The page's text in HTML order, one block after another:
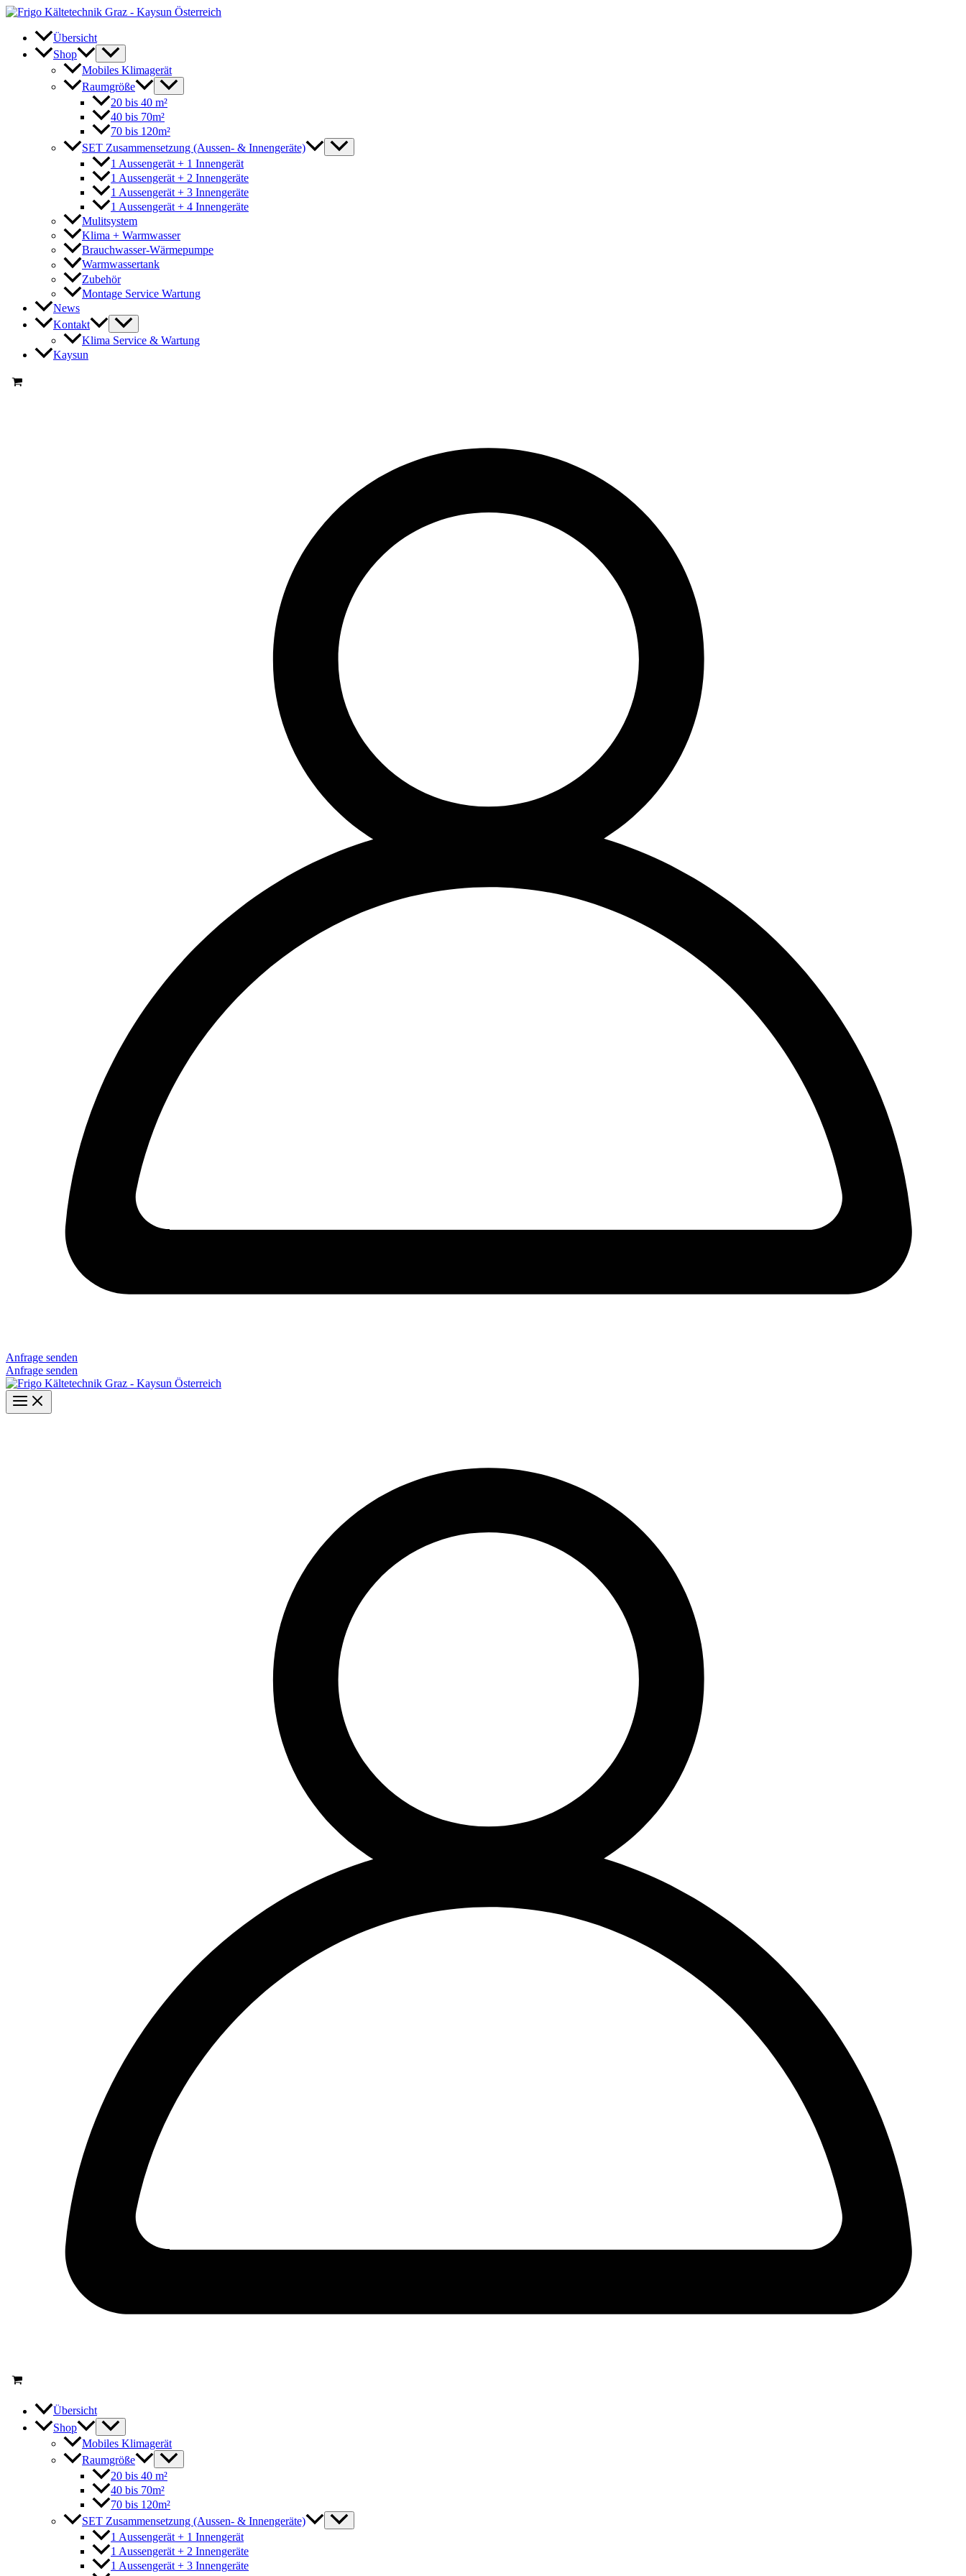
Zum
springen
Übersicht
Shop
Mobiles Klimagerät
Raumgröße
20 bis 40 m²
40 bis 70m²
70 bis 120m²
SET Zusammensetzung (Aussen- & Innengeräte)
1 Aussengerät + 1 Innengerät
1 Aussengerät + 2 Innengeräte
1 Aussengerät + 3 Innengeräte
1 Aussengerät + 4 Innengeräte
Mulitsystem
Klima + Warmwasser
Brauchwasser-Wärmepumpe
Warmwassertank
Zubehör
Montage Service Wartung
News
Kontakt
Klima Service & Wartung
Kaysun
Anfrage senden
Anfrage senden
Übersicht
Shop
Mobiles Klimagerät
Raumgröße
20 bis 40 m²
40 bis 70m²
70 bis 120m²
SET Zusammensetzung (Aussen- & Innengeräte)
1 Aussengerät + 1 Innengerät
1 Aussengerät + 2 Innengeräte
1 Aussengerät + 3 Innengeräte